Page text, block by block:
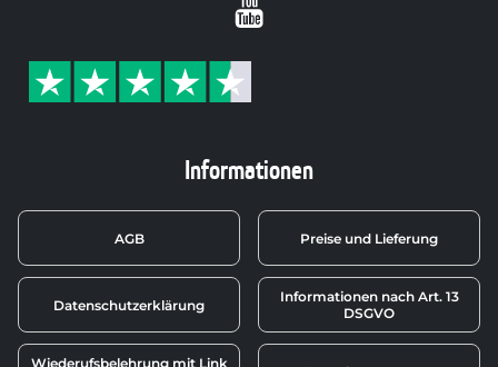
Informationen
AGB Preise und Lieferung
Datenschutzerklärung
Informationen nach Art. 13
DSGVO
Wiederufsbelehrung mit Link
Youtube